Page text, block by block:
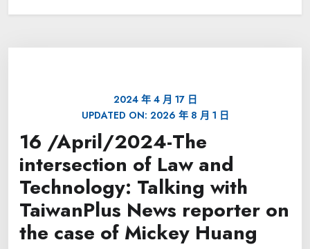
2024 年 4 月 17 日
UPDATED ON: 2026 年 8 月 1 日
16 /April/2024-The
intersection of Law and
Technology: Talking with
TaiwanPlus News reporter on
the case of Mickey Huang